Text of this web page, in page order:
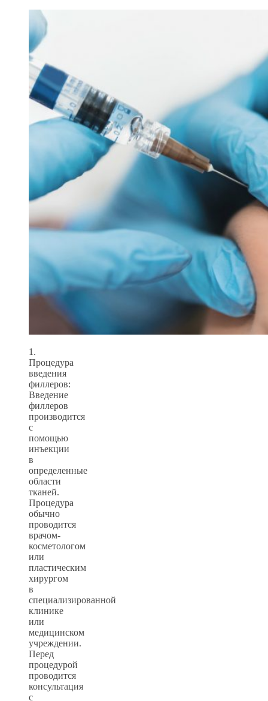
1.
Процедура
введения
филлеров:
Введение
филлеров
производится
с
помощью
инъекции
в
определенные
области
тканей.
Процедура
обычно
проводится
врачом-
косметологом
или
пластическим
хирургом
в
специализированной
клинике
или
медицинском
учреждении.
Перед
процедурой
проводится
консультация
с